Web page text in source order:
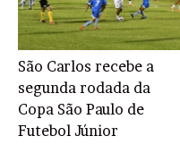
São Carlos recebe a
segunda rodada da
Copa São Paulo de
Futebol Júnior